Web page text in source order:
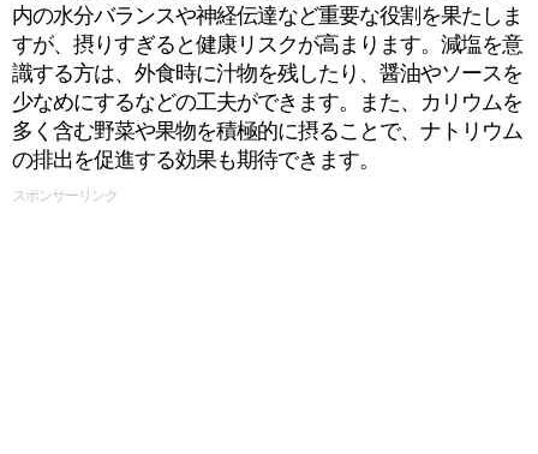
内の水分バランスや神経伝達など重要な役割を果たしま
すが、摂りすぎると健康リスクが高まります。減塩を意
識する方は、外食時に汁物を残したり、醤油やソースを
少なめにするなどの工夫ができます。また、カリウムを
多く含む野菜や果物を積極的に摂ることで、ナトリウム
の排出を促進する効果も期待できます。
スポンサーリンク